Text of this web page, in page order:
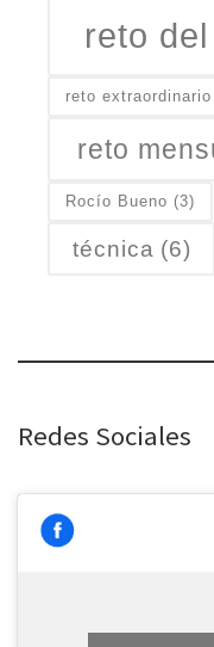
reto
reto extraordinario
reto
Rocío Bueno (3)
técnica (6)
Redes Sociales